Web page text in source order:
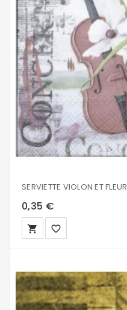
SERVIETTE VIOLON ET
0,35 €
local_grocery_store favorite_border